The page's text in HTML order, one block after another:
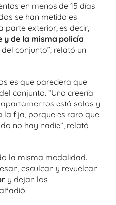
en menos de 15 días
se han metido es
parte exterior, es decir,
y de la misma policía
conjunto”, relató un
es que pareciera que
conjunto. “Uno creería
está solos y
la fija, porque es raro que
no hay nadie”, relató
la misma modalidad.
esculcan y revuelcan
y dejan los